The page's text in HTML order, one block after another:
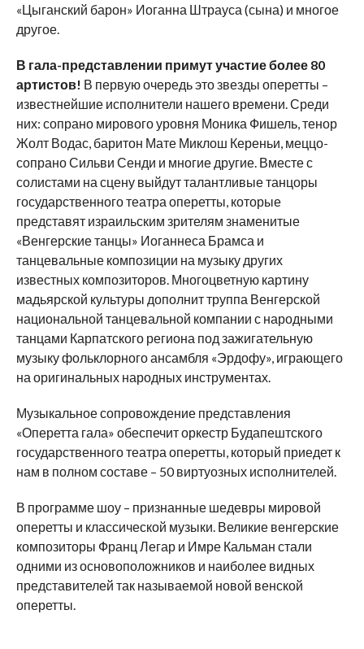
«Цыганский барон» Иоганна Штрауса (сына) и многое
другое.
В гала-представлении примут участие более 80
артистов! В первую очередь это звезды оперетты –
известнейшие исполнители нашего времени. Среди
них: сопрано мирового уровня Моника Фишель, тенор
Жолт Водас, баритон Мате Миклош Кереньи, меццо-
сопрано Сильви Сенди и многие другие. Вместе с
солистами на сцену выйдут талантливые танцоры
государственного театра оперетты, которые
представят израильским зрителям знаменитые
«Венгерские танцы» Иоганнеса Брамса и
танцевальные композиции на музыку других
известных композиторов. Многоцветную картину
мадьярской культуры дополнит труппа Венгерской
национальной танцевальной компании с народными
танцами Карпатского региона под зажигательную
музыку фольклорного ансамбля «Эрдофу», играющего
на оригинальных народных инструментах.
Музыкальное сопровождение представления
«Оперетта гала» обеспечит оркестр Будапештского
государственного театра оперетты, который приедет к
нам в полном составе – 50 виртуозных исполнителей.
В программе шоу – признанные шедевры мировой
оперетты и классической музыки. Великие венгерские
композиторы Франц Легар и Имре Кальман стали
одними из основоположников и наиболее видных
представителей так называемой новой венской
оперетты.